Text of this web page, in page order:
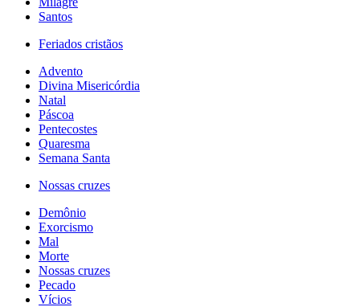
Santos
Feriados cristãos
Advento
Divina Misericórdia
Natal
Páscoa
Pentecostes
Quaresma
Semana Santa
Nossas cruzes
Demônio
Exorcismo
Mal
Morte
Nossas cruzes
Pecado
Vícios